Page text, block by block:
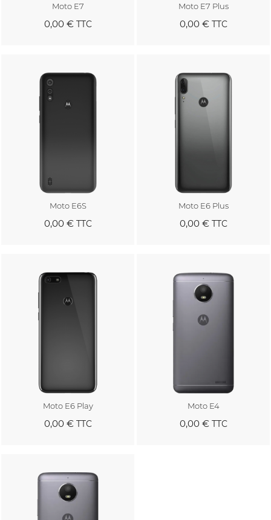
Moto E7
0,00 €TTC
Moto E7 Plus
0,00 €TTC
Moto E6S
0,00 €TTC
Moto E6 Plus
0,00 €TTC
Moto E6 Play
0,00 €TTC
Moto E4
0,00 €TTC